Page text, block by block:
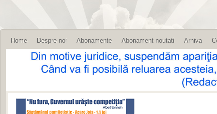
Home Despre noi Abonamente Abonament noutati Arhiva